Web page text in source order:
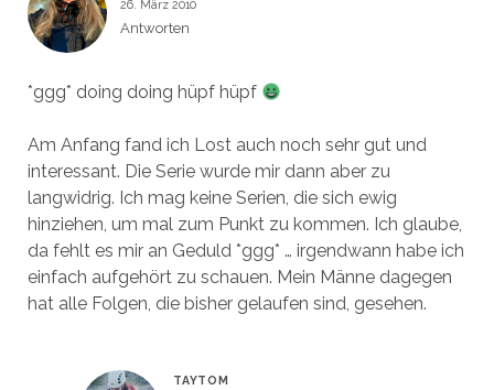
26. März 2010
Antworten
*ggg* doing doing hüpf hüpf
Am Anfang fand ich Lost auch noch sehr gut und
interessant. Die Serie wurde mir dann aber zu
langwidrig. Ich mag keine Serien, die sich ewig
hinziehen, um mal zum Punkt zu kommen. Ich glaube,
da fehlt es mir an Geduld *ggg* … irgendwann habe ich
einfach aufgehört zu schauen. Mein Männe dagegen
hat alle Folgen, die bisher gelaufen sind, gesehen.
TAYTOM